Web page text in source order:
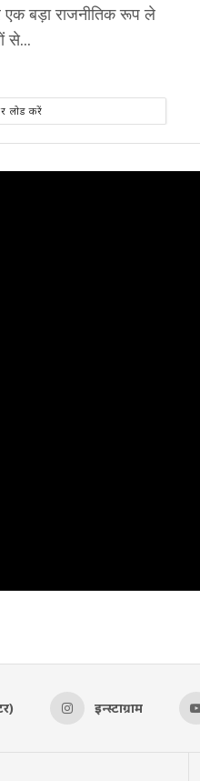
एक बड़ा राजनीतिक रूप ले
से...
लोड करें
इन्स्टाग्राम